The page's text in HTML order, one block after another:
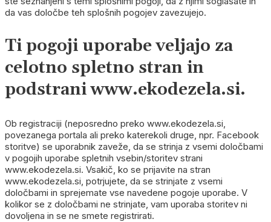
da vas določbe teh splošnih pogojev zavezujejo.
Ti pogoji uporabe veljajo za
celotno spletno stran in
podstrani www.ekodezela.si.
Ob registraciji (neposredno preko www.ekodezela.si,
povezanega portala ali preko katerekoli druge, npr. Facebook
storitve) se uporabnik zaveže, da se strinja z vsemi določbami
v pogojih uporabe spletnih vsebin/storitev strani
www.ekodezela.si. Vsakič, ko se prijavite na stran
www.ekodezela.si, potrjujete, da se strinjate z vsemi
določbami in sprejemate vse navedene pogoje uporabe. V
kolikor se z določbami ne strinjate, vam uporaba storitev ni
dovoljena in se ne smete registrirati.